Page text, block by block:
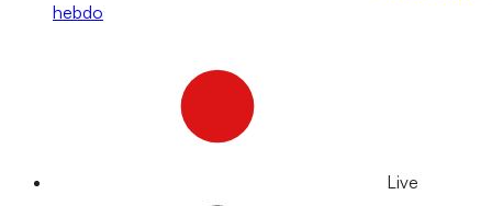
hebdo
Live